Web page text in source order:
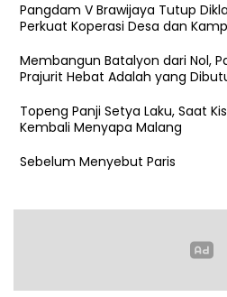
Pangdam V Brawijaya Tutup
Perkuat Koperasi Desa dan
Membangun Batalyon dari Nol,
Prajurit Hebat Adalah yang
Topeng Panji Setya Laku, Saat
Kembali Menyapa Malang
Sebelum Menyebut Paris